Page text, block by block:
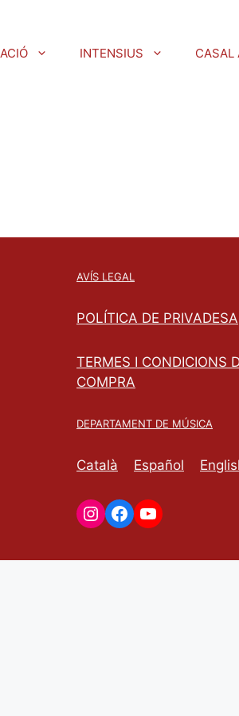
INTENSIUS CASAL
AVÍS LEGAL
POLÍTICA DE PRIVADESA
TERMES I CONDICIONS
COMPRA
DEPARTAMENT DE MÚSICA
Català Español